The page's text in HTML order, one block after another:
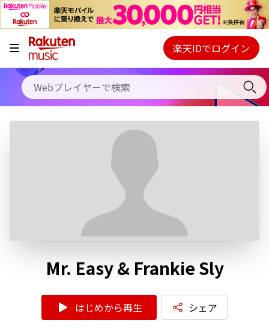
キャンペーン
料金プラン
使い方
Webプレイヤー
ご契約内容の確認・変更
楽天IDでログイン
Mr. Easy & Frankie Sly
はじめから再生 シェア